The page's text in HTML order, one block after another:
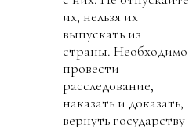
их, нельзя их
выпускать из
страны. Необходимо
провести
расследование,
наказать и доказать,
вернуть государству